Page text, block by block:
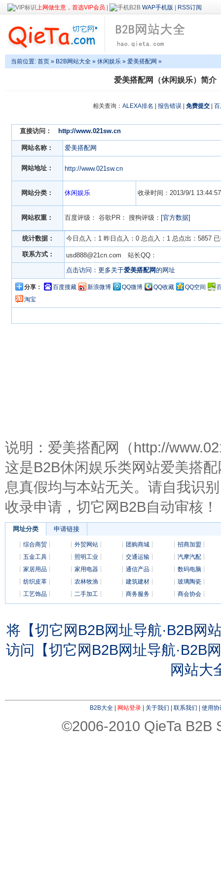
上网做生意，首选VIP会员 WAP手机版 RSS订阅
当前位置: 首页 » B2B网站大全 » 休闲娱乐 » 爱美搭配网 »
爱美搭配网（休闲娱乐）简介
相关查询： ALEXA排名 报告错误 免费提交
直接访问： http://www.021sw.cn
网站名称： 爱美搭配网
网站地址： http://www.021sw.cn
网站分类： 休闲娱乐 收录时间：2013/9/1 13:44:57
网站权重： 百度评级： 谷歌PR： 搜狗评级： [官方数据]
统计数据： 今日点入：1 昨日点入：0 总点入：1 总点出：5857
联系方式：
usd888@21cn.com 站长QQ：
点击访问：更多关于爱美搭配网的网址
分享： 百度搜藏 新浪微博 QQ微博 QQ收藏 QQ空间
淘宝
说明：爱美搭配网（http://
这是B2B休闲娱乐类网站爱美搭
息真假均与本站无关。请自我识
收录申请，切它网B2B自动审核！
网址分类 申请链接
┊ 综合商贸 ┊ ┊ 外贸网站 ┊ ┊ 团购商城 ┊ ┊ 招商加盟 ┊
┊ 五金工具 ┊ ┊ 照明工业 ┊ ┊ 交通运输 ┊ ┊ 汽摩汽配┊
┊ 家居用品 ┊ ┊ 家用电器 ┊ ┊ 通信产品 ┊ ┊ 数码电脑 ┊
┊ 纺织皮革 ┊ ┊ 农林牧渔 ┊ ┊ 建筑建材 ┊ ┊ 玻璃陶瓷┊
┊ 工艺饰品 ┊ ┊ 二手加工 ┊ ┊ 商务服务 ┊ ┊ 商会协会┊
将【切它网B2B网址导航·B2B网
访问【切它网B2B网址导航·B2B
网站大
B2B大全| 网站登录| 关于我们 联系我们 使用协
©2006-2010 QieTa B2B